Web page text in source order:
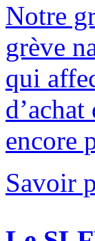
Notre
grève
qui
encore
Savoir